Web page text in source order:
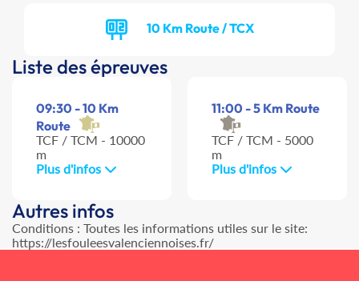
10 Km Route / TCX
Liste des épreuves
09:30 - 10 Km
Route
TCF / TCM - 10000
m
Plus d'infos
11:00 - 5 Km Route
TCF / TCM - 5000
m
Plus d'infos
Autres infos
Conditions : Toutes les informations utiles sur le site:
https://lesfouleesvalenciennoises.fr/